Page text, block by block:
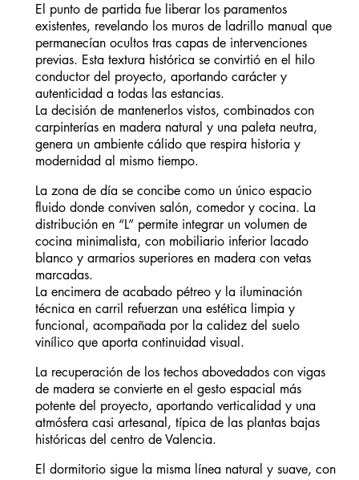
El punto de partida fue liberar los paramentos
existentes, revelando los muros de ladrillo manual que
permanecían ocultos tras capas de intervenciones
previas. Esta textura histórica se convirtió en el hilo
conductor del proyecto, aportando carácter y
autenticidad a todas las estancias.
La decisión de mantenerlos vistos, combinados con
carpinterías en madera natural y una paleta neutra,
genera un ambiente cálido que respira historia y
modernidad al mismo tiempo.
La zona de día se concibe como un único espacio
fluido donde conviven salón, comedor y cocina. La
distribución en “L” permite integrar un volumen de
cocina minimalista, con mobiliario inferior lacado
blanco y armarios superiores en madera con vetas
marcadas.
La encimera de acabado pétreo y la iluminación
técnica en carril refuerzan una estética limpia y
funcional, acompañada por la calidez del suelo
vinílico que aporta continuidad visual.
La recuperación de los techos abovedados con vigas
de madera se convierte en el gesto espacial más
potente del proyecto, aportando verticalidad y una
atmósfera casi artesanal, típica de las plantas bajas
históricas del centro de Valencia.
El dormitorio sigue la misma línea natural y suave, con